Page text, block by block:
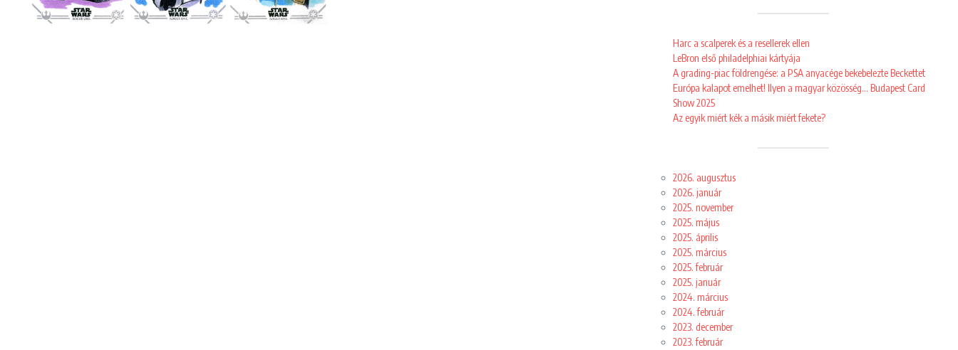
Harc a scalperek és a resellerek ellen
LeBron első philadelphiai kártyája
A grading-piac földrengése: a PSA anyacége bekebelezte Beckettet
Európa kalapot emelhet! Ilyen a magyar közösség… Budapest Card
Show 2025
Az egyik miért kék a másik miért fekete?
2026. augusztus
2026. január
2025. november
2025. május
2025. április
2025. március
2025. február
2025. január
2024. március
2024. február
2023. december
2023. február